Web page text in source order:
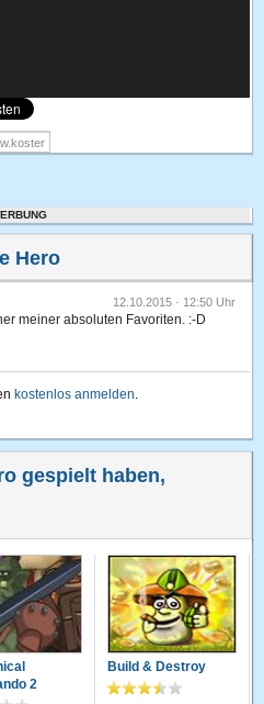
Hero
12.10.2015 · 12:50 Uhr
meiner absoluten Favoriten. :-D
kostenlos anmelden.
gespielt haben,
2
Build & Destroy